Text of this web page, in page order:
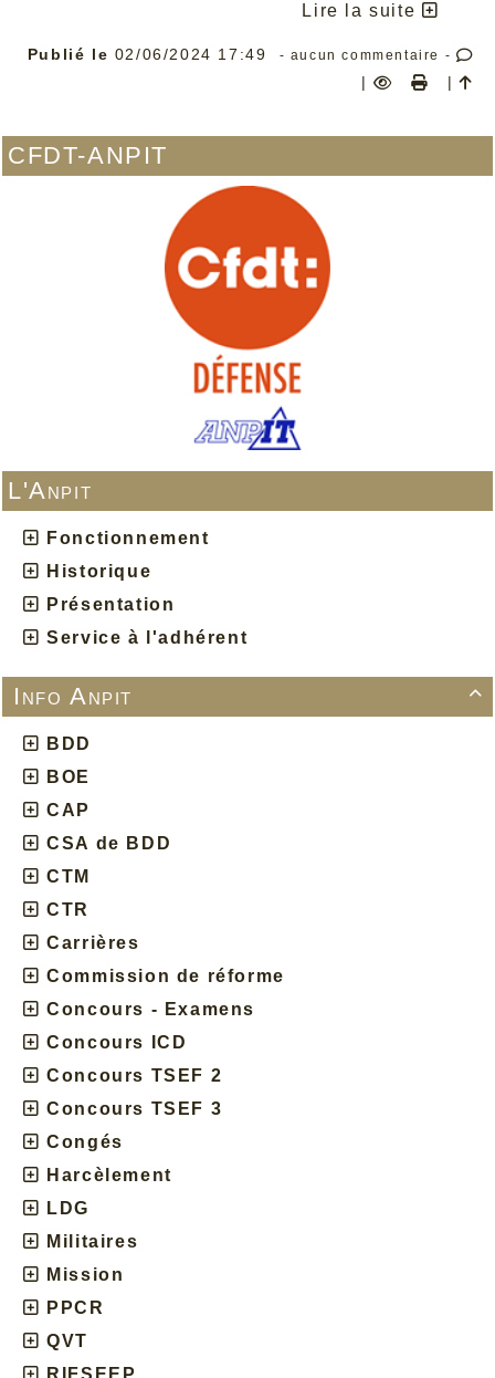
CFDT-ANPIT
L'Anpit
Fonctionnement
Historique
Présentation
Service à l'adhérent

Info Anpit
BDD
BOE
CAP
CSA de BDD
CTM
CTR
Carrières
Commission de réforme
Concours - Examens
Concours ICD
Concours TSEF 2
Concours TSEF 3
Congés
Harcèlement
LDG
Militaires
Mission
PPCR
QVT
RIFSEEP
Lire la suite
Publié le 02/06/2024 17:49 - aucun commentaire -
| |